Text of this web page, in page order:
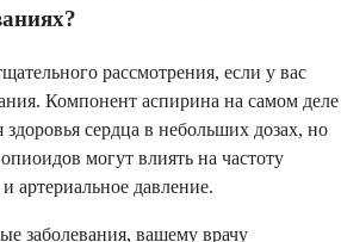
рассмотрения, если у вас
Компонент аспирина на самом деле
сердца в небольших дозах, но
могут влиять на частоту
артериальное давление.
заболевания, вашему врачу